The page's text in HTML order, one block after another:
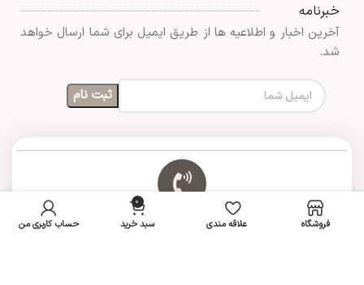
خبرنامه
آخرین اخبار و اطلاعیه ها از طریق ایمیل برای شما ارسال خواهد
شد.
شماره تماس: 09167720709 فروشگاه علاقه مندی
0
سبد خرید حساب کاربری من